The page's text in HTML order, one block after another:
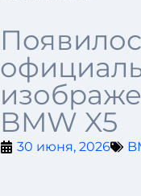
BMW X5
30 июня, 2026